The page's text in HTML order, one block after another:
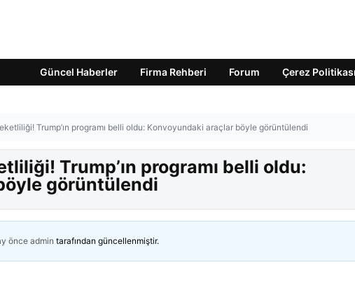
Güncel Haberler Firma Rehberi Forum Çerez Politikası
Trump’ın programı belli oldu: Konvoyundaki araçlar böyle görüntülendi
Trump’ın programı belli oldu:
görüntülendi
önce admin tarafından güncellenmiştir.